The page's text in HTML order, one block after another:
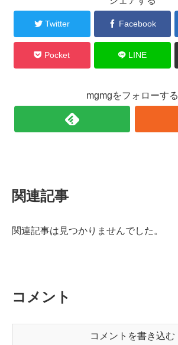
Twitter Facebook
Pocket LINE
mgmgをフォローする
関連記事
関連記事は見つかりませんでした。
コメント
コメントを書き込む